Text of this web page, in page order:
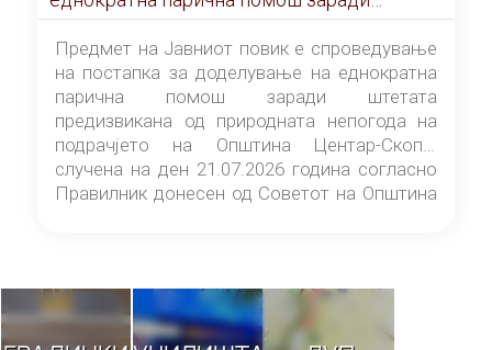
штетата предизвикана од природната
непогода на подрачјето на Општина
Центар-Скопје случена на ден 21.07.2026
година
Предмет на Јавниот повик е спроведување
на постапка за доделување на еднократна
парична помош заради штетата
предизвикана од природната непогода на
подрачјето на Општина Центар-Скопје
случена на ден 21.07.2026 година согласно
Правилник донесен од Советот на Општина